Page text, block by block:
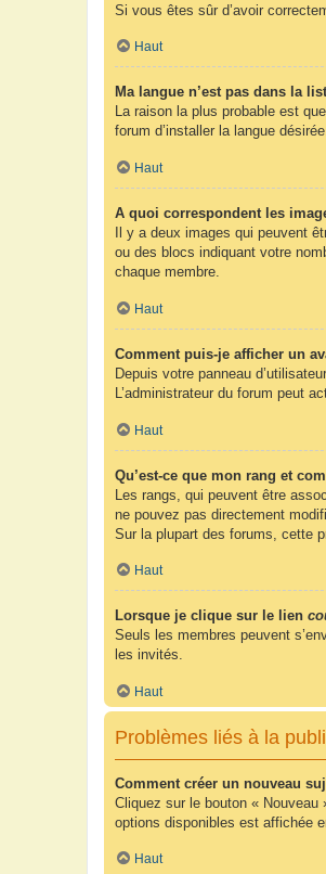
Si vous êtes sûr d’avoir
Haut
Ma langue n’est pas dans la
La raison la plus probable est
forum d’installer la langue
Haut
A quoi correspondent les
Il y a deux images qui peuvent
ou des blocs indiquant votre
chaque membre.
Haut
Comment puis-je afficher un
Depuis votre panneau
L’administrateur du forum peut
Haut
Qu’est-ce que mon rang et
Les rangs, qui peuvent être
ne pouvez pas directement
Sur la plupart des forums, cette
Haut
Lorsque je clique sur le lien
Seuls les membres peuvent
les invités.
Haut
Problèmes liés à la
Comment créer un nouveau
Cliquez sur le bouton « Nouveau
options disponibles est affichée
Haut